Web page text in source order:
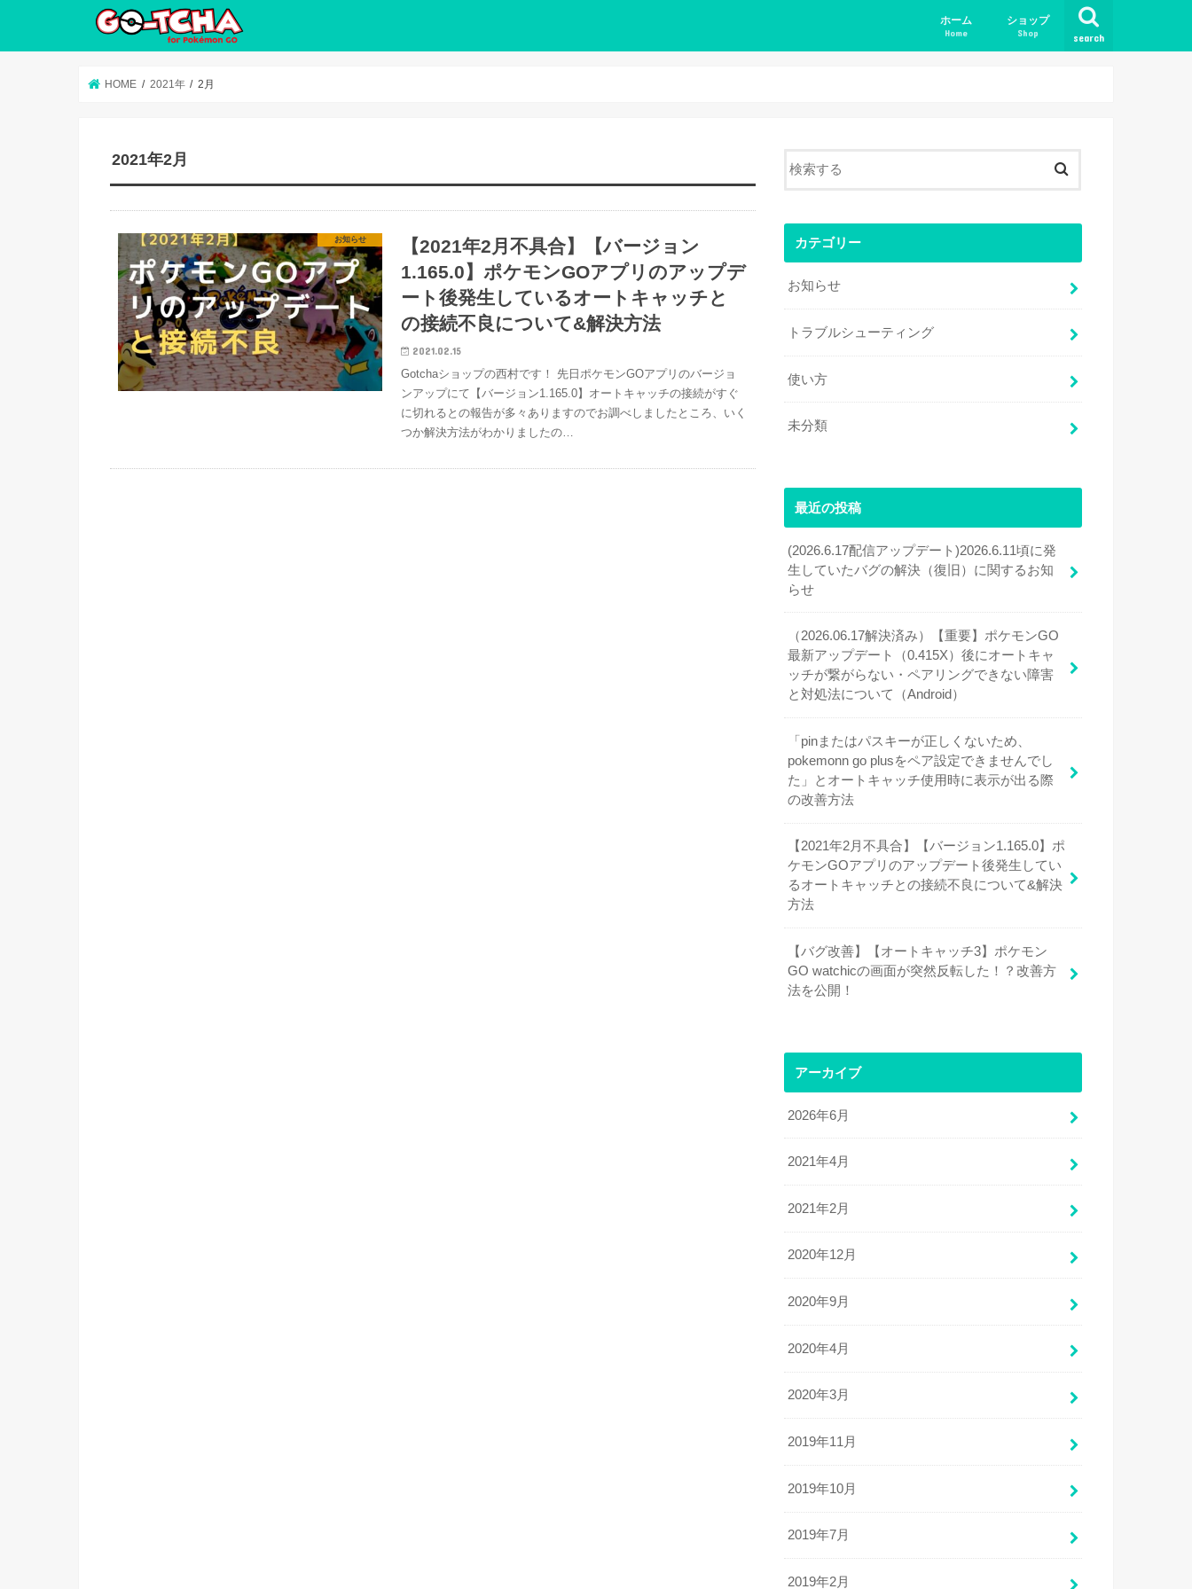
search
ホーム
Home
ショップ
Shop
HOME 2021年 2月
2021年2月
お知らせ
【2021年2月不具合】【バージョン
1.165.0】ポケモンGOアプリのアップデ
ート後発生しているオートキャッチと
の接続不良について&解決方法
2021.02.15
Gotchaショップの西村です！ 先日ポケモンGOアプリのバージョ
ンアップにて【バージョン1.165.0】オートキャッチの接続がすぐ
に切れるとの報告が多々ありますのでお調べしましたところ、いく
つか解決方法がわかりましたの…
カテゴリー
お知らせ
トラブルシューティング
使い方
未分類
最近の投稿
(2026.6.17配信アップデート)2026.6.11頃に発
生していたバグの解決（復旧）に関するお知
らせ
（2026.06.17解決済み）【重要】ポケモンGO
最新アップデート（0.415X）後にオートキャ
ッチが繋がらない・ペアリングできない障害
と対処法について（Android）
「pinまたはパスキーが正しくないため、
pokemonn go plusをペア設定できませんでし
た」とオートキャッチ使用時に表示が出る際
の改善方法
【2021年2月不具合】【バージョン1.165.0】ポ
ケモンGOアプリのアップデート後発生してい
るオートキャッチとの接続不良について&解決
方法
【バグ改善】【オートキャッチ3】ポケモン
GO watchicの画面が突然反転した！？改善方
法を公開！
アーカイブ
2026年6月
2021年4月
2021年2月
2020年12月
2020年9月
2020年4月
2020年3月
2019年11月
2019年10月
2019年7月
2019年2月